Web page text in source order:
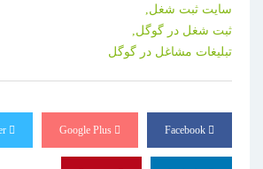
سایت ثبت شغل,
ثبت شغل در گوگل,
تبلیغات مشاغل در گوگل